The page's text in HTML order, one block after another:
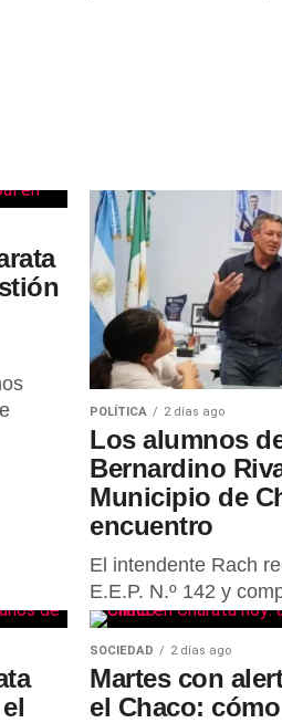
POLÍTICA 2 días ago
Los alumnos
Bernardino
Municipio de
encuentro
El intendente Rach
E.E.P. N.º 142 y
de preguntas sobre
SOCIEDAD 2 días ago
Martes con
el Chaco: